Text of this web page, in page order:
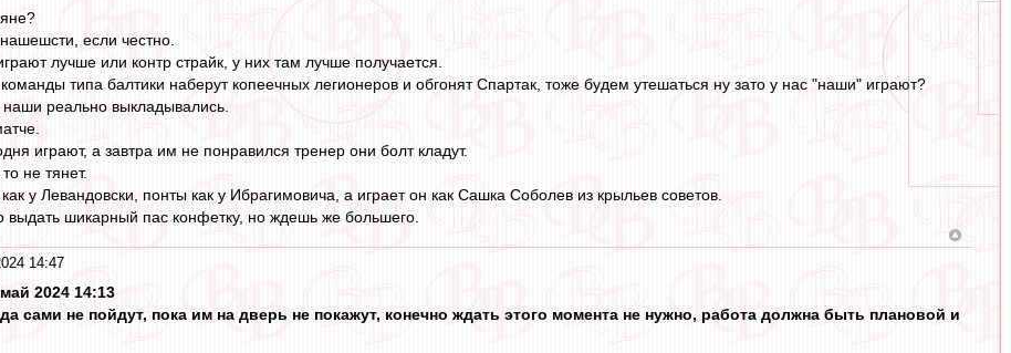
если честно.
лучше или контр страйк, у них там лучше получается.
типа балтики наберут копеечных легионеров и обгонят Спартак, тоже будем утешаться ну зато у нас "наши" играют?
реально выкладывались.
играют, а завтра им не понравился тренер они болт кладут.
не тянет.
у Левандовски, понты как у Ибрагимовича, а играет он как Сашка Соболев из крыльев советов.
выдать шикарный пас конфетку, но ждешь же большего.
14:47
2024 14:13
сами не пойдут, пока им на дверь не покажут, конечно ждать этого момента не нужно, работа должна быть плановой и